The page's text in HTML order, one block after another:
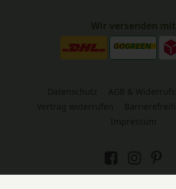
Wir versenden mit